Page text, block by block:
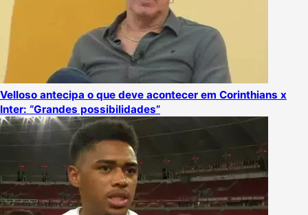
Velloso antecipa o que deve acontecer em Corinthians x
Inter: “Grandes possibilidades”